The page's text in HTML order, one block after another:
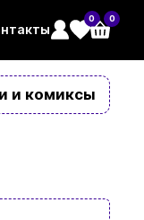
0 0
и комиксы